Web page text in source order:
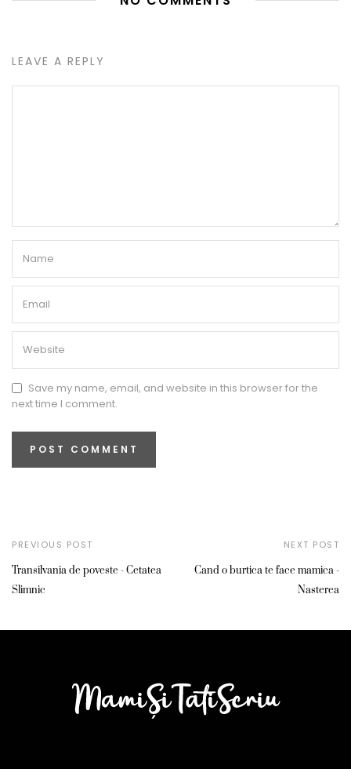
LEAVE A REPLY
Save my name, email, and website in this browser for the
next time I comment.
PREVIOUS POST
Transilvania de poveste - Cetatea
Slimnic
NEXT POST
Cand o burtica te face mamica -
Nasterea